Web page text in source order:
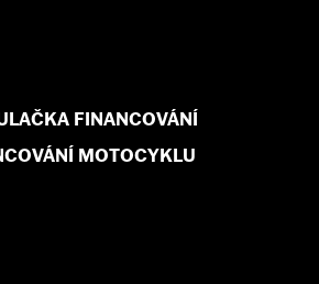
FINANCOVÁNÍ
MOTOCYKLU